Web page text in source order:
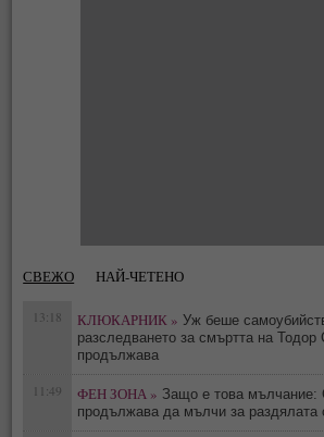
СВЕЖО НАЙ-ЧЕТЕНО
13:18 КЛЮКАРНИК » Уж беше
разследването за смъртта на Тодор
продължава
11:49 ФЕН ЗОНА » Защо е това мълчание:
продължава да мълчи за раздялата